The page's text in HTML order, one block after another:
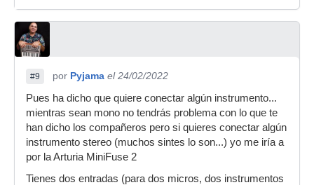
#9 por Pyjama el 24/02/2022
Pues ha dicho que quiere conectar algún instrumento...
mientras sean mono no tendrás problema con lo que te
han dicho los compañeros pero si quieres conectar algún
instrumento stereo (muchos sintes lo son...) yo me iría a
por la Arturia MiniFuse 2
Tienes dos entradas (para dos micros, dos instrumentos